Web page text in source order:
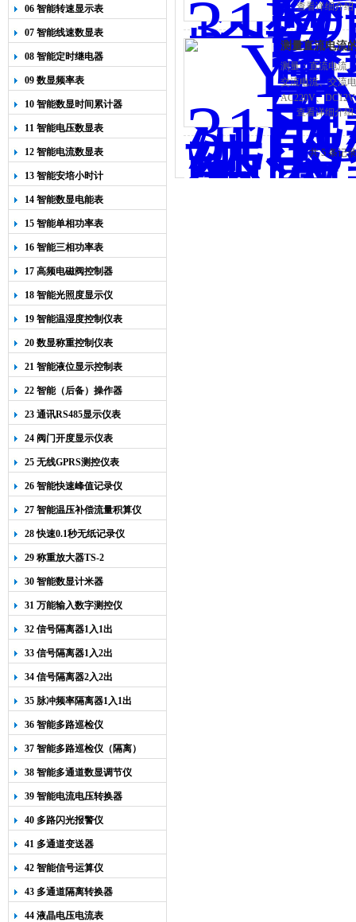
06 智能转速显示表
07 智能线速数显表
08 智能定时继电器
09 数显频率表
10 智能数显时间累计器
11 智能电压数显表
12 智能电流数显表
13 智能安培小时计
14 智能数显电能表
15 智能单相功率表
16 智能三相功率表
17 高频电磁阀控制器
18 智能光照度显示仪
19 智能温湿度控制仪表
20 数显称重控制仪表
21 智能液位显示控制表
22 智能（后备）操作器
23 通讯RS485显示仪表
24 阀门开度显示仪表
25 无线GPRS测控仪表
26 智能快速峰值记录仪
27 智能温压补偿流量积算仪
28 快速0.1秒无纸记录仪
29 称重放大器TS-2
30 智能数显计米器
31 万能输入数字测控仪
32 信号隔离器1入1出
33 信号隔离器1入2出
34 信号隔离器2入2出
35 脉冲频率隔离器1入1出
36 智能多路巡检仪
37 智能多路巡检仪（隔离）
38 智能多通道数显调节仪
39 智能电流电压转换器
40 多路闪光报警仪
41 多通道变送器
42 智能信号运算仪
43 多通道隔离转换器
44 液晶电压电流表
查看详细介绍
测量直流电流
测量：直流电流
交流电流、交流
AC220V、
查看详细介绍
共 5 条记